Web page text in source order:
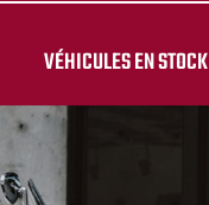
VÉHICULES EN STOCK